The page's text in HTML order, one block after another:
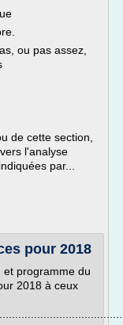
ou pas assez,
de cette section,
l'analyse
par...
pour 2018
et programme du
2018 à ceux